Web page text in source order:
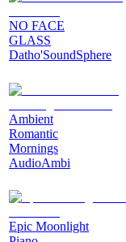
NO FACE
GLASS
Datho'SoundSphere
Ambient
Romantic
Mornings
AudioAmbi
Epic Moonlight